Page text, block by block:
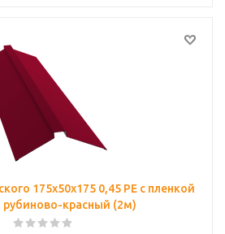
175х50х175 0,45 PE с пленкой
рубиново-красный (2м)